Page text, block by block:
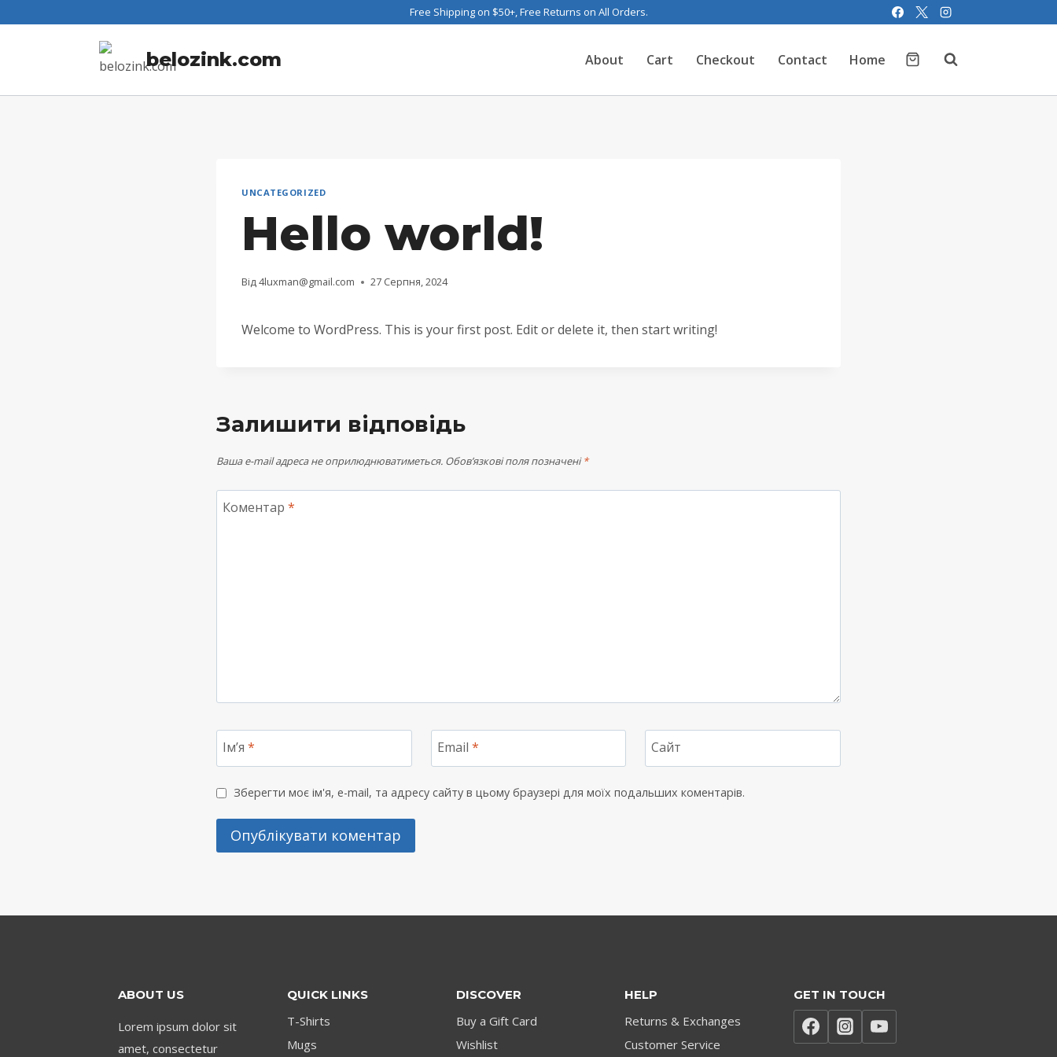
Free Shipping on $50+, Free Returns on All Orders.
belozink.com About Cart Checkout Contact Home
UNCATEGORIZED
Hello world!
Від4luxman@gmail.com 27 Серпня, 2024
Welcome to WordPress. This is your first post. Edit or delete it, then start writing!
Залишити відповідь
Ваша e-mail адреса не оприлюднюватиметься. Обов’язкові поля позначені*
Коментар *
Ім’я * Email * Сайт
Зберегти моє ім'я, e-mail, та адресу сайту в цьому браузері для моїх подальших коментарів.
ABOUT US
Lorem ipsum dolor sit
amet, consectetur
QUICK LINKS
T-Shirts
Mugs
DISCOVER
Buy a Gift Card
Wishlist
HELP
Returns & Exchanges
Customer Service
GET IN TOUCH